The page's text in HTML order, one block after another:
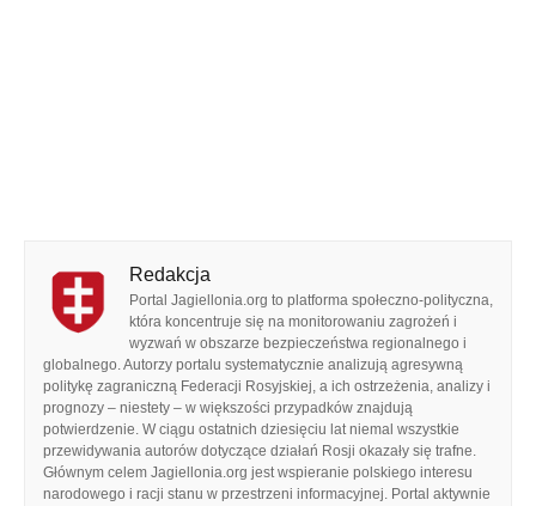
Redakcja
Portal Jagiellonia.org to platforma społeczno-polityczna,
która koncentruje się na monitorowaniu zagrożeń i
wyzwań w obszarze bezpieczeństwa regionalnego i
globalnego. Autorzy portalu systematycznie analizują agresywną
politykę zagraniczną Federacji Rosyjskiej, a ich ostrzeżenia, analizy i
prognozy – niestety – w większości przypadków znajdują
potwierdzenie. W ciągu ostatnich dziesięciu lat niemal wszystkie
przewidywania autorów dotyczące działań Rosji okazały się trafne.
Głównym celem Jagiellonia.org jest wspieranie polskiego interesu
narodowego i racji stanu w przestrzeni informacyjnej. Portal aktywnie